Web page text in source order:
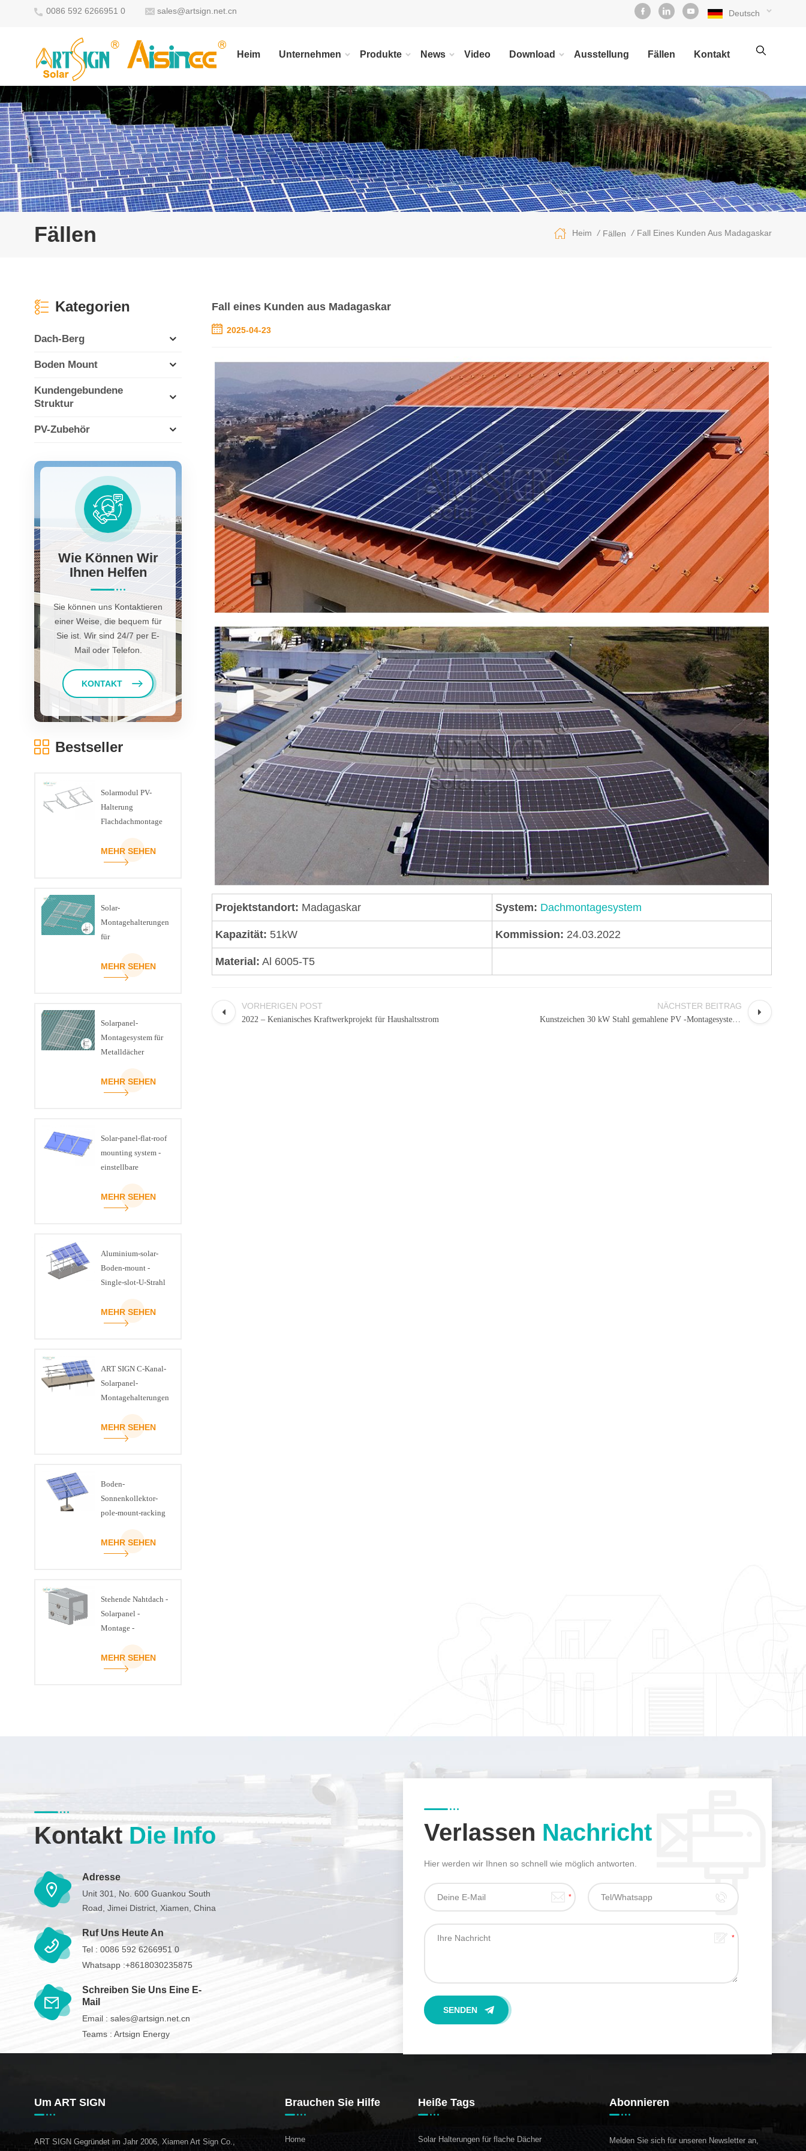
0086 592 6266951 0 sales@artsign.net.cn Deutsch
Heim Unternehmen Produkte News Video Download Ausstellung Fällen Kontakt
Fällen Heim / Fällen / Fall Eines Kunden Aus Madagaskar
Fall eines Kunden aus Madagaskar
2025-04-23
Projektstandort: Madagaskar System: Dachmontagesystem
Kapazität: 51kW Kommission: 24.03.2022
Material: Al 6005-T5
VORHERIGEN POST
2022 – Kenianisches Kraftwerkprojekt für Haushaltsstrom
NÄCHSTER BEITRAG
Kunstzeichen 30 kW Stahl gemahlene PV -Montagesystem mit Zaun
Kategorien
Dach-Berg
Boden Mount
Kundengebundene
Struktur
PV-Zubehör
Wie Können Wir
Ihnen Helfen
Sie können uns Kontaktieren
einer Weise, die bequem für
Sie ist. Wir sind 24/7 per E-
Mail oder Telefon.
KONTAKT
Bestseller
Solarmodul PV-
Halterung
Flachdachmontage
Kit
MEHR SEHEN
Solar-
Montagehalterungen
für
MEHR SEHEN
Solarpanel-
Montagesystem für
Metalldächer
MEHR SEHEN
Solar-panel-flat-roof
mounting system -
einstellbare
MEHR SEHEN
Aluminium-solar-
Boden-mount -
Single-slot-U-Strahl
MEHR SEHEN
ART SIGN C-Kanal-
Solarpanel-
Montagehalterungen
Boden
MEHR SEHEN
Boden-
Sonnenkollektor-
pole-mount-racking
MEHR SEHEN
Stehende Nahtdach -
Solarpanel -
Montage -
MEHR SEHEN
KontaktDie Info
Adresse
Unit 301, No. 600 Guankou South
Road, Jimei District, Xiamen, China
Ruf Uns Heute An
Tel : 0086 592 6266951 0
Whatsapp :+8618030235875
Schreiben Sie Uns Eine E-
Mail
Email : sales@artsign.net.cn
Teams : Artsign Energy
Verlassen Nachricht
Hier werden wir Ihnen so schnell wie möglich antworten.
Um ART SIGN
ART SIGN Gegründet im Jahr 2006, Xiamen Art Sign Co.,
Brauchen Sie Hilfe
Home
Heiße Tags
Solar Halterungen für flache Dächer
Abonnieren
Melden Sie sich für unseren Newsletter an,